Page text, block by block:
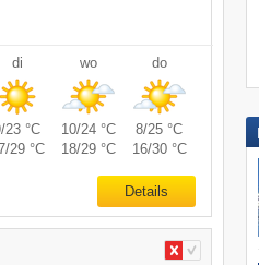
di wo do
23 °C 10/24 °C
8/25 °C
29 °C 18/29 °C 16/30 °C
Details